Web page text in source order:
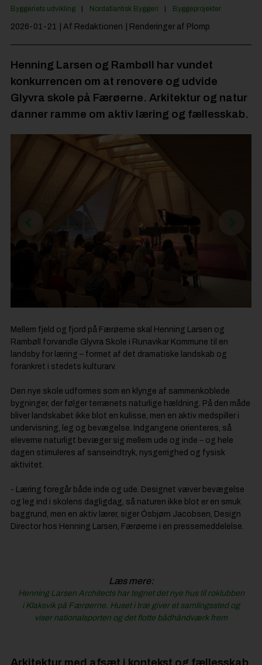
Byggeriets udvikling Nordatlantisk Byggeri Byggeprojekter
2026-01-21 | Af Redaktionen | Renderinger af Plomp
Henning Larsen og Rambøll har vundet
konkurrencen om at renovere og udvide
Glyvra skole på Færøerne. Arkitektur og natur
danner ramme om aktiv læring og fællesskab.
Mellem fjeld og fjord på Færøerne skal Henning Larsen og
Rambøll forvandle Glyvra Skole i Runavikar Kommune til en
landsby for læring – formet af det dramatiske landskab og
forankret i stedets kulturarv.
Den nye skole udformes som en klynge af sammenkoblede
bygninger, der følger terrænets naturlige hældning. På den måde
bliver landskabet ikke blot en kulisse, men en aktiv medspiller i
undervisning, leg og bevægelse. Indgangene orienteres, så
eleverne naturligt bevæger sig mellem ude og inde – og hele
dagen stimuleres af sanseindtryk, nysgerrighed og fysisk
aktivitet.
- Læring foregår både inde og ude. Designet væver bevægelse
og leg ind i skolens dagligdag, så naturen ikke blot er en smuk
baggrund, men en aktiv lærer, siger Ósbjørn Jacobsen, Design
Director hos Henning Larsen, Færøerne i en pressemeddelelse.
Læs mere:
Henning Larsen Architects har tegnet det nye hus til roklubben
i Klaksvik på Færøerne. Huset i træ giver et samlingssted og
viser nationalsporten og det flotte bådhåndværk frem
Arkitektur med afsæt i kontekst og fællesskab